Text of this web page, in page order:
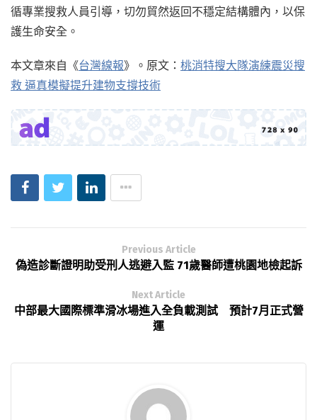
循專業搜救人員引導，切勿貿然返回不穩定結構體內，以保
護生命安全。
本文章來自《台灣線報》。原文： 桃消特搜大隊演練震災搜
救 逼真模擬提升建物支撐技術
Previous Article
偽造診斷證明助受刑人逃避入監 71歲醫師遭桃園地檢起訴
Next Article
中部最大國際標準滑冰場進入全負載測試 預計7月正式營
運